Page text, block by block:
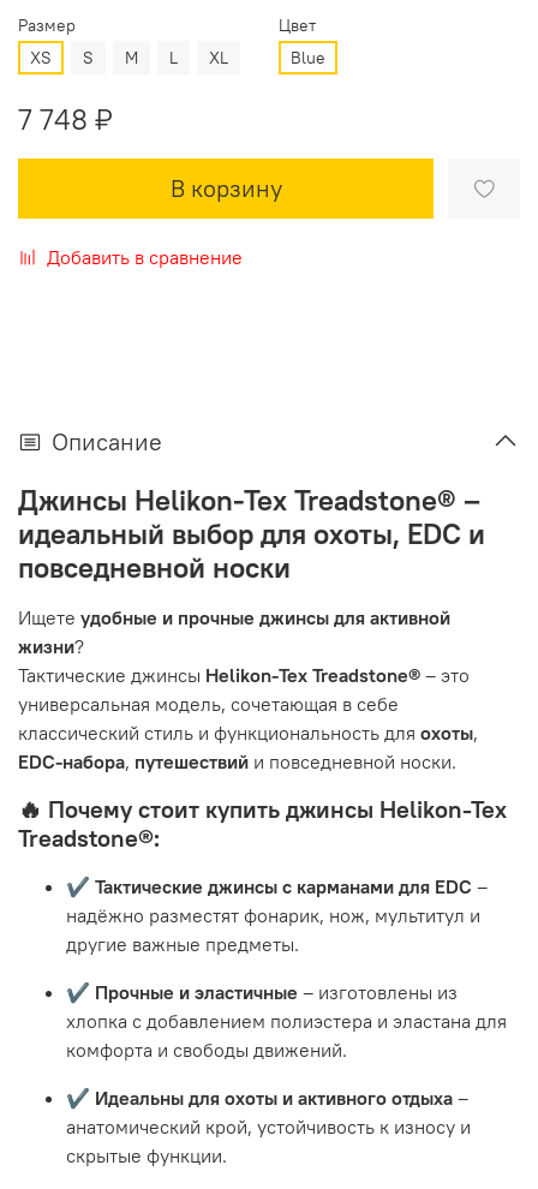
Размер
XS
S M L XL
Цвет
Blue
7 748 ₽
В корзину
Добавить в сравнение
Описание
Джинсы Helikon-Tex Treadstone® –
идеальный выбор для охоты, EDC и
повседневной носки
Ищете удобные и прочные джинсы для активной
жизни?
Тактические джинсы Helikon-Tex Treadstone® – это
универсальная модель, сочетающая в себе
классический стиль и функциональность для охоты,
EDC-набора, путешествий и повседневной носки.
🔥 Почему стоит купить джинсы Helikon-Tex
Treadstone®:
✔️ Тактические джинсы с карманами для EDC –
надёжно разместят фонарик, нож, мультитул и
другие важные предметы.
✔️ Прочные и эластичные – изготовлены из
хлопка с добавлением полиэстера и эластана для
комфорта и свободы движений.
✔️ Идеальны для охоты и активного отдыха –
анатомический крой, устойчивость к износу и
скрытые функции.